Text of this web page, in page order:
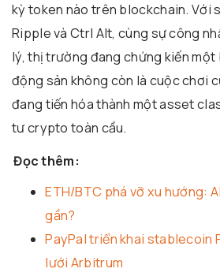
kỳ token nào trên blockchain. Với
Ripple và Ctrl Alt, cùng sự công
lý, thị trường đang chứng kiến
động sản không còn là cuộc chơi
đang tiến hóa thành một asset
tư crypto toàn cầu.
Đọc thêm:
ETH/BTC phá vỡ xu hướng:
gần?
PayPal triển khai stablecoin
lưới Arbitrum